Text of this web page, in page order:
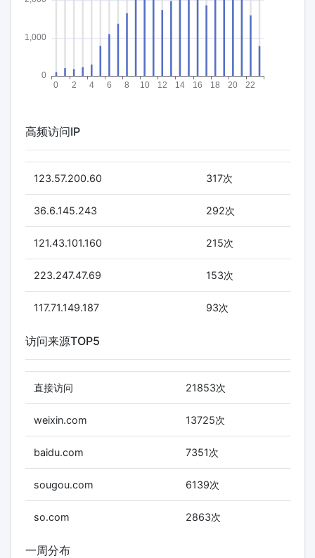
高频访问IP
123.57.200.60 317次
36.6.145.243 292次
121.43.101.160 215次
223.247.47.69 153次
117.71.149.187 93次
访问来源TOP5
直接访问 21853次
weixin.com 13725次
baidu.com 7351次
sougou.com 6139次
so.com 2863次
一周分布